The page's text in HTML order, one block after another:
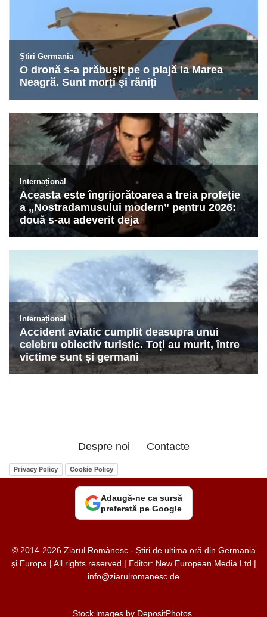
Despre noi Contacte
Privacy Policy Cookie Policy
Adaugă-ne ca sursă
preferată pe Google
© 2014-2026 Ziarul Românesc - Știri de ultima oră din Germania
și Europa | All rights reserved | Editor: New European Media Ltd |
info@ziarulromanesc.de
Stock images by DepositPhotos.